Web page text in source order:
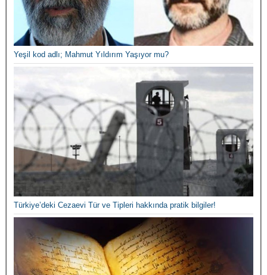
Yeşil kod adlı; Mahmut Yıldırım Yaşıyor mu?
Türkiye’deki Cezaevi Tür ve Tipleri hakkında pratik bilgiler!